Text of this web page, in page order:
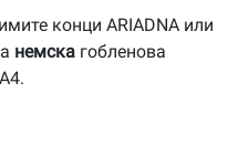
конци ARIADNA или
немска гобленова